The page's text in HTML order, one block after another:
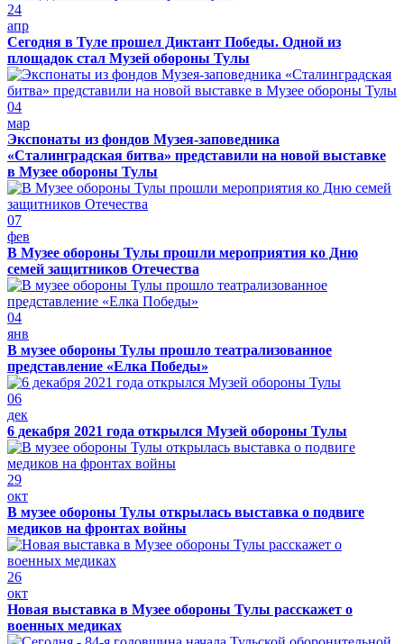
24
апр
Сегодня в Туле прошел Диктант Победы. Одной из
площадок стал Музей обороны Тулы
04
мар
Экспонаты из фондов Музея-заповедника
«Сталинградская битва» представили на новой выставке
в Музее обороны Тулы
07
фев
В Музее обороны Тулы прошли мероприятия ко Дню
семей защитников Отечества
04
янв
В музее обороны Тулы прошло театрализованное
представление «Елка Победы»
06
дек
6 декабря 2021 года открылся Музей обороны Тулы
29
окт
В музее обороны Тулы открылась выставка о подвиге
медиков на фронтах войны
26
окт
Новая выставка в Музее обороны Тулы расскажет о
военных медиках